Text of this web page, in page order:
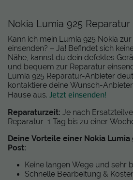
Nokia Lumia 925
Kann ich mein Lumia 925 Nokia
einsenden? – Ja! Befindet sich
Nähe, kannst du dein defektes
und bequem zur Reparatur
Lumia 925 Reparatur-Anbieter
kontaktiere deine Wunsch-
Hause aus. Jetzt einsenden!
Reparaturzeit: Je nach
Reparatur 1 Tag bis zu einer
Deine Vorteile einer Nokia Lumia
Post:
Keine langen Wege und sehr
Schnelle Bearbeitung &